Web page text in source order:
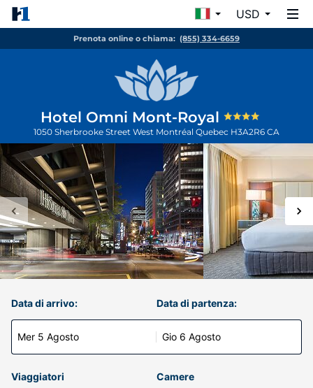
USD
Prenota online o chiama: (855) 334-6659
Hotel Omni Mont-Royal
1050 Sherbrooke Street West Montréal Quebec H3A2R6 CA
Data di arrivo:
Mer 5 Agosto
Data di partenza:
Gio 6 Agosto
Viaggiatori Camere